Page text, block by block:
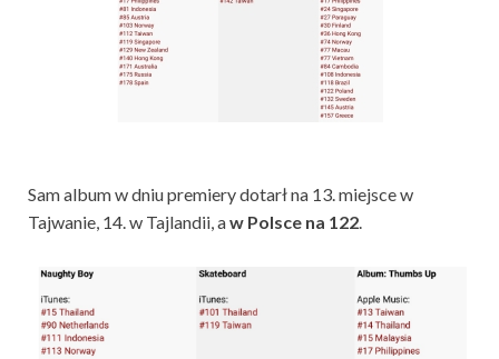
Sam album w dniu premiery dotarł na 13. miejsce w
Tajwanie, 14. w Tajlandii, aw Polsce na 122.